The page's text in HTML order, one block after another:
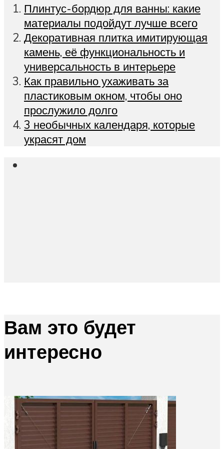
Плинтус-бордюр для ванны: какие
материалы подойдут лучше всего
Декоративная плитка имитирующая
камень, её функциональность и
универсальность в интерьере
Как правильно ухаживать за
пластиковым окном, чтобы оно
прослужило долго
3 необычных календаря, которые
украсят дом
Вам это будет
интересно